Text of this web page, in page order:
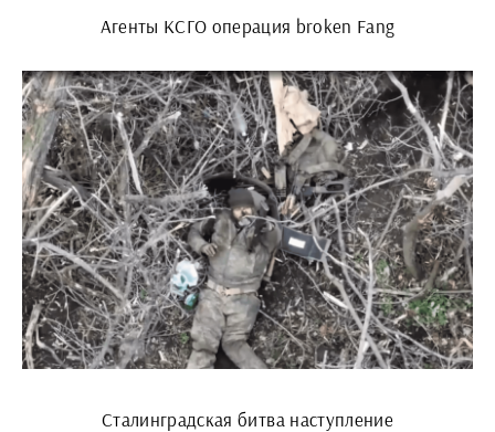
Агенты КСГО операция broken Fang
Сталинградская битва наступление